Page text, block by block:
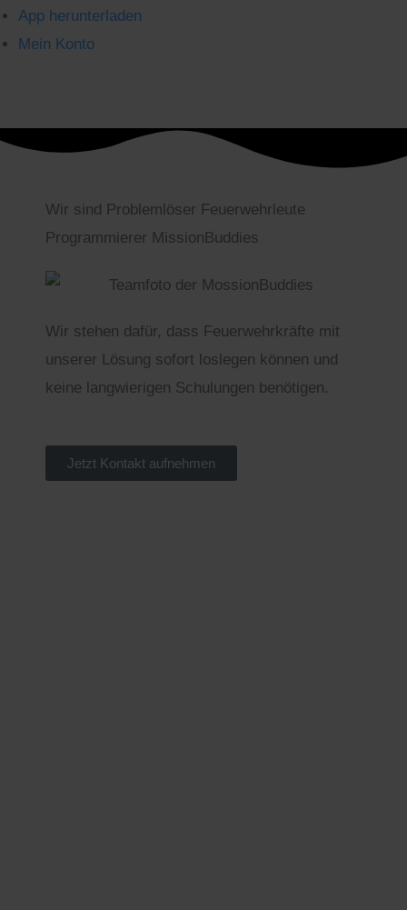
App herunterladen
Mein Konto
Wir sind Problemlöser Feuerwehrleute
Programmierer MissionBuddies
Wir stehen dafür, dass Feuerwehrkräfte mit
unserer Lösung sofort loslegen können und
keine langwierigen Schulungen benötigen.
Jetzt Kontakt aufnehmen